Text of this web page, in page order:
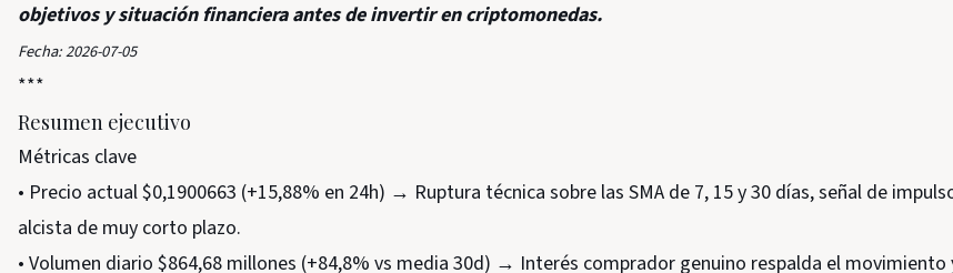
objetivos y situación financiera antes de invertir en criptomonedas.
Fecha: 2026-07-05
***
Resumen ejecutivo
Métricas clave
• Precio actual $0,1900663 (+15,88% en 24h) → Ruptura técnica sobre las SMA de 7, 15 y 30 días, señal de
alcista de muy corto plazo.
• Volumen diario $864,68 millones (+84,8% vs media 30d) → Interés comprador genuino respalda el movimiento